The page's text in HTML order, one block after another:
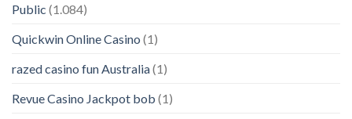
Public (1.084)
Quickwin Online Casino (1)
razed casino fun Australia(1)
Revue Casino Jackpot bob (1)